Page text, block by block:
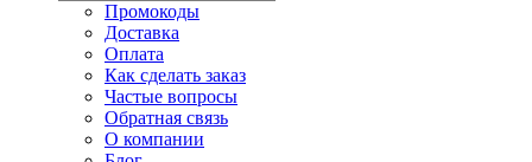
Промокоды
Доставка
Оплата
Как сделать заказ
Частые вопросы
Обратная связь
О компании